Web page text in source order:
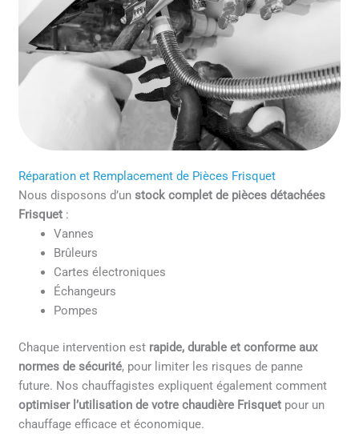
Réparation et Remplacement de Pièces Frisquet
Nous disposons d’unstock complet de pièces détachées
Frisquet :
Vannes
Brûleurs
Cartes électroniques
Échangeurs
Pompes
Chaque intervention est rapide, durable et conforme aux
normes de sécurité, pour limiter les risques de panne
future. Nos chauffagistes expliquent également comment
optimiser l’utilisation de votre chaudière Frisquet pour un
chauffage efficace et économique.